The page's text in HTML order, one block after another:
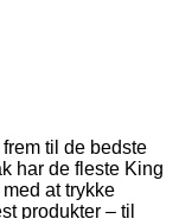
til de bedste
har de fleste King
at trykke
produkter – til